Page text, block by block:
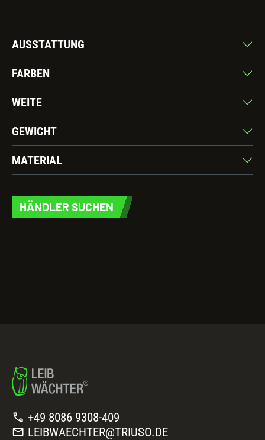
AUSSTATTUNG
FARBEN
WEITE
GEWICHT
MATERIAL
HÄNDLER SUCHEN
call +49 8086 9308-409
mail LEIBWAECHTER@TRIUSO.DE